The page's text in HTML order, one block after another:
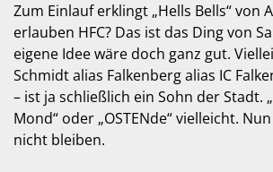
Zum Einlauf erklingt „Hells Bells“ von
erlauben HFC? Das ist das Ding von
eigene Idee wäre doch ganz gut.
Schmidt alias Falkenberg alias IC
– ist ja schließlich ein Sohn der Stadt.
Mond“ oder „OSTENde“ vielleicht.
nicht bleiben.